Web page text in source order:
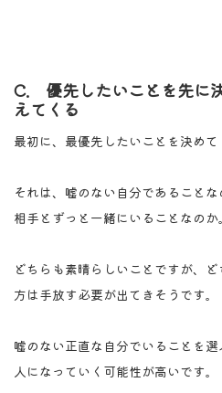
C. 優先したいことを先に
えてくる
最初に、最優先したいことを決めて
それは、嘘のない自分であること
相手とずっと一緒にいることなのか。
どちらも素晴らしいことですが、
方は手放す必要が出てきそうです。
嘘のない正直な自分でいることを
人になっていく可能性が高いです。